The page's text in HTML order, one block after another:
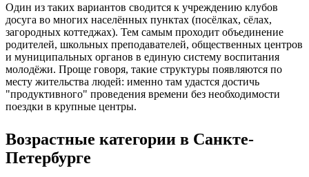
Один из таких вариантов сводится к учреждению клубов
досуга во многих населённых пунктах (посёлках, сёлах,
загородных коттеджах). Тем самым проходит объединение
родителей, школьных преподавателей, общественных центров
и муниципальных органов в единую систему воспитания
молодёжи. Проще говоря, такие структуры появляются по
месту жительства людей: именно там удастся достичь
"продуктивного" проведения времени без необходимости
поездки в крупные центры.
Возрастные категории в Санкте-
Петербурге